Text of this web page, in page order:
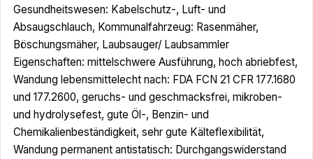
Gesundheitswesen: Kabelschutz-, Luft- und
Absaugschlauch, Kommunalfahrzeug: Rasenmäher,
Böschungsmäher, Laubsauger/ Laubsammler
Eigenschaften: mittelschwere Ausführung, hoch abriebfest,
Wandung lebensmittelecht nach: FDA FCN 21 CFR 177.1680
und 177.2600, geruchs- und geschmacksfrei, mikroben-
und hydrolysefest, gute Öl-, Benzin- und
Chemikalienbeständigkeit, sehr gute Kälteflexibilität,
Wandung permanent antistatisch: Durchgangswiderstand